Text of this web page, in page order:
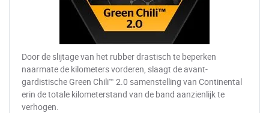
Door de slijtage van het rubber drastisch te beperken
naarmate de kilometers vorderen, slaagt de avant-
gardistische Green Chili™ 2.0 samenstelling van Continental
erin de totale kilometerstand van de band aanzienlijk te
verhogen.